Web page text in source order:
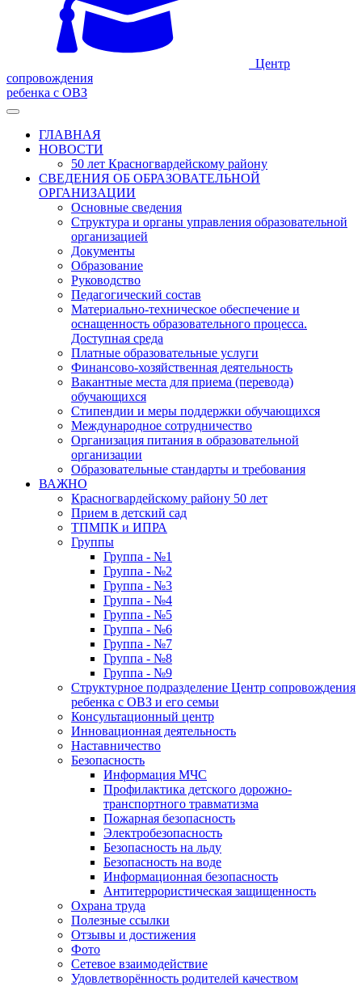
Центр
сопровождения
ребенка с ОВЗ
ГЛАВНАЯ
НОВОСТИ
50 лет Красногвардейскому району
СВЕДЕНИЯ ОБ ОБРАЗОВАТЕЛЬНОЙ
ОРГАНИЗАЦИИ
Основные сведения
Структура и органы управления образовательной
организацией
Документы
Образование
Руководство
Педагогический состав
Материально-техническое обеспечение и
оснащенность образовательного процесса.
Доступная среда
Платные образовательные услуги
Финансово-хозяйственная деятельность
Вакантные места для приема (перевода)
обучающихся
Стипендии и меры поддержки обучающихся
Международное сотрудничество
Организация питания в образовательной
организации
Образовательные стандарты и требования
ВАЖНО
Красногвардейскому району 50 лет
Прием в детский сад
ТПМПК и ИПРА
Группы
Группа - №1
Группа - №2
Группа - №3
Группа - №4
Группа - №5
Группа - №6
Группа - №7
Группа - №8
Группа - №9
Структурное подразделение Центр сопровождения
ребенка с ОВЗ и его семьи
Консультационный центр
Инновационная деятельность
Наставничество
Безопасность
Информация МЧС
Профилактика детского дорожно-
транспортного травматизма
Пожарная безопасность
Электробезопасность
Безопасность на льду
Безопасность на воде
Информационная безопасность
Антитеррористическая защищенность
Охрана труда
Полезные ссылки
Отзывы и достижения
Фото
Сетевое взаимодействие
Удовлетворённость родителей качеством